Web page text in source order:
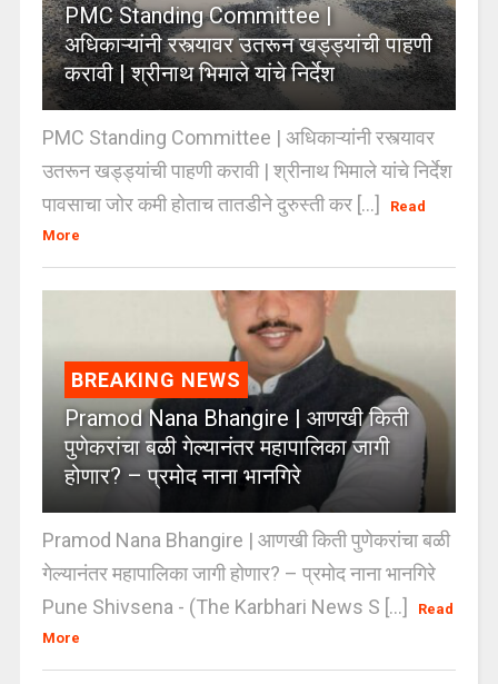
PMC Standing Committee |
अधिकाऱ्यांनी रस्त्यावर उतरून खड्ड्यांची पाहणी
करावी | श्रीनाथ भिमाले यांचे निर्देश
PMC Standing Committee | अधिकाऱ्यांनी रस्त्यावर
उतरून खड्ड्यांची पाहणी करावी | श्रीनाथ भिमाले यांचे निर्देश
पावसाचा जोर कमी होताच तातडीने दुरुस्ती कर [...]
Read
More
BREAKING NEWS
Pramod Nana Bhangire | आणखी किती
पुणेकरांचा बळी गेल्यानंतर महापालिका जागी
होणार? – प्रमोद नाना भानगिरे
Pramod Nana Bhangire | आणखी किती पुणेकरांचा बळी
गेल्यानंतर महापालिका जागी होणार? – प्रमोद नाना भानगिरे
Pune Shivsena - (The Karbhari News S [...]
Read
More